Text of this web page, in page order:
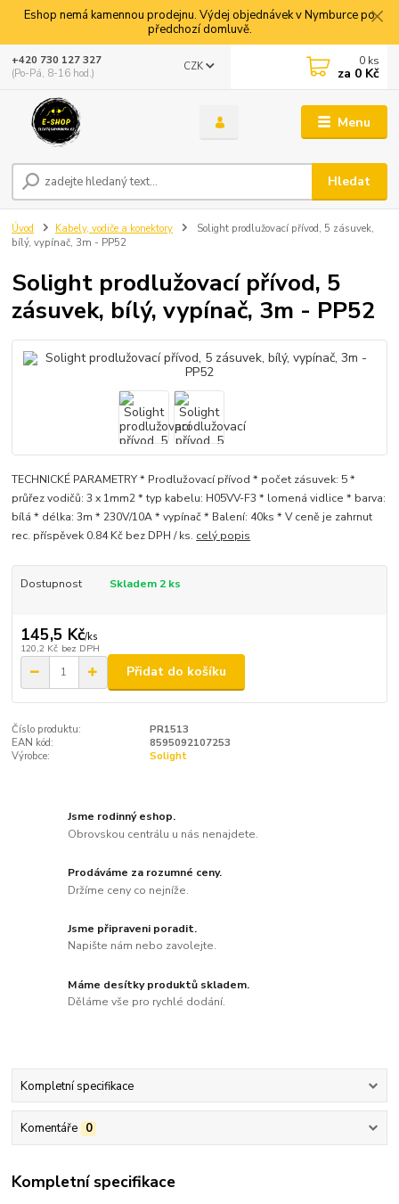
Eshop nemá kamennou prodejnu. Výdej objednávek v Nymburce po
předchozí domluvě.
Menu
CZK
Hledat
+420 730 127 327
(Po-Pá, 8-16 hod.)
0 ks
za 0 Kč
Úvod Kabely, vodiče a konektory
Solight prodlužovací přívod, 5 zásuvek,
bílý, vypínač, 3m - PP52
Solight prodlužovací přívod, 5
zásuvek, bílý, vypínač, 3m - PP52
TECHNICKÉ PARAMETRY * Prodlužovací přívod * počet zásuvek: 5 *
průřez vodičů: 3 x 1mm2 * typ kabelu: H05VV-F3 * lomená vidlice * barva:
bílá * délka: 3m * 230V/10A * vypínač * Balení: 40ks * V ceně je zahrnut
rec. příspěvek 0.84 Kč bez DPH / ks. celý popis
Dostupnost Skladem 2 ks
145,5 Kč/ks
120,2 Kč bez DPH
Přidat do košíku
Číslo produktu:
PR1513
EAN kód:
8595092107253
Výrobce:
Solight
Jsme rodinný eshop.
Obrovskou centrálu u nás nenajdete.
Prodáváme za rozumné ceny.
Držíme ceny co nejníže.
Jsme připraveni poradit.
Napište nám nebo zavolejte.
Máme desítky produktů skladem.
Děláme vše pro rychlé dodání.
Kompletní specifikace
Komentáře 0
Kompletní specifikace